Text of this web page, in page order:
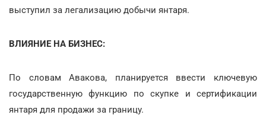
выступил за легализацию добычи янтаря.
ВЛИЯНИЕ НА БИЗНЕС:
По словам Авакова, планируется ввести ключевую
государственную функцию по скупке и сертификации
янтаря для продажи за границу.